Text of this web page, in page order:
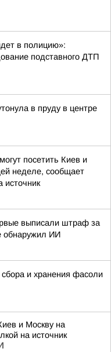
в полицию»:
подставного ДТП
в пруду в центре
посетить Киев и
неделе, сообщает
источник
выписали штраф за
обнаружил ИИ
и хранения фасоли
и Москву на
на источник